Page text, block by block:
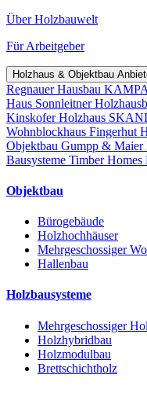
Über Holzbauwelt
Für Arbeitgeber
Holzhaus & Objektbau
Regnauer Hausbau
Haus Sonnleitner
Kinskofer Holzhaus
Wohnblockhaus Fingerhut
Objektbau Gumpp & Maier
Bausysteme Timber Homes
Objektbau
Bürogebäude
Holzhochhäuser
Mehrgeschossiger
Hallenbau
Holzbausysteme
Mehrgeschossiger
Holzhybridbau
Holzmodulbau
Brettschichtholz